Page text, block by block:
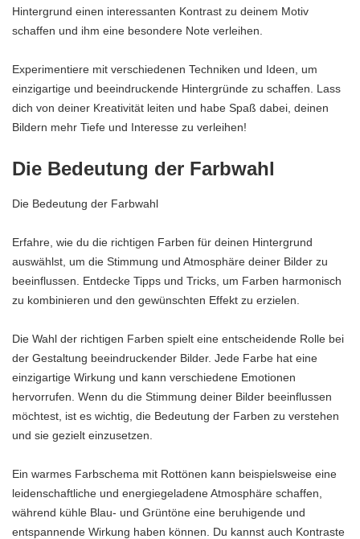
Hintergrund einen interessanten Kontrast zu deinem Motiv
schaffen und ihm eine besondere Note verleihen.
Experimentiere mit verschiedenen Techniken und Ideen, um
einzigartige und beeindruckende Hintergründe zu schaffen. Lass
dich von deiner Kreativität leiten und habe Spaß dabei, deinen
Bildern mehr Tiefe und Interesse zu verleihen!
Die Bedeutung der Farbwahl
Die Bedeutung der Farbwahl
Erfahre, wie du die richtigen Farben für deinen Hintergrund
auswählst, um die Stimmung und Atmosphäre deiner Bilder zu
beeinflussen. Entdecke Tipps und Tricks, um Farben harmonisch
zu kombinieren und den gewünschten Effekt zu erzielen.
Die Wahl der richtigen Farben spielt eine entscheidende Rolle bei
der Gestaltung beeindruckender Bilder. Jede Farbe hat eine
einzigartige Wirkung und kann verschiedene Emotionen
hervorrufen. Wenn du die Stimmung deiner Bilder beeinflussen
möchtest, ist es wichtig, die Bedeutung der Farben zu verstehen
und sie gezielt einzusetzen.
Ein warmes Farbschema mit Rottönen kann beispielsweise eine
leidenschaftliche und energiegeladene Atmosphäre schaffen,
während kühle Blau- und Grüntöne eine beruhigende und
entspannende Wirkung haben können. Du kannst auch Kontraste